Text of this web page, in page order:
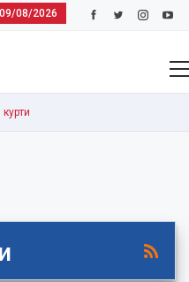
09/08/2026
курти